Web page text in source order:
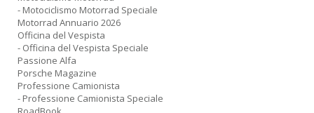
- Motociclismo Motorrad Speciale
Motorrad Annuario 2026
Officina del Vespista
- Officina del Vespista Speciale
Passione Alfa
Porsche Magazine
Professione Camionista
- Professione Camionista Speciale